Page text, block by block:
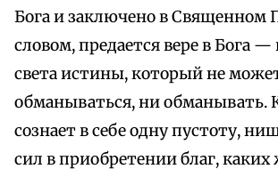
Бога и заключено в Священном
словом, предается вере в Бога
света истины, который не
обманываться, ни обманывать.
сознает в себе одну пустоту,
сил в приобретении благ,